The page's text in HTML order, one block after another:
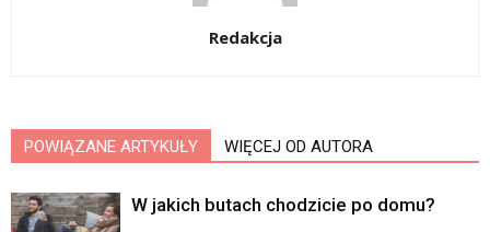
Redakcja
POWIĄZANE ARTYKUŁY WIĘCEJ OD AUTORA
W jakich butach chodzicie po domu?